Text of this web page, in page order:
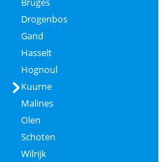
Drogenbos
Gand
Hasselt
Hognoul
Kuurne
Malines
Olen
Schoten
Wilrijk